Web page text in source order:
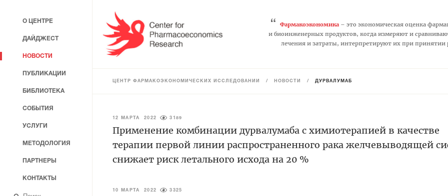
“ Фармакоэкономика– это экономическая оценка
и биоинженерных продуктов, когда измеряют и
лечения и затраты, интерпретируют их при
ЦЕНТР ФАРМАКОЭКОНОМИЧЕСКИХ ИССЛЕДОВАНИЙ / НОВОСТИ / ДУРВАЛУМАБ
12 МАРТА 2022 3189
Применение комбинации дурвалумаба с химиотерапией в качестве
терапии первой линии распространенного рака желчевыводящей
снижает риск летального исхода на 20 %
10 МАРТА 2022 3325
О ЦЕНТРЕ
ДАЙДЖЕСТ
НОВОСТИ
ПУБЛИКАЦИИ
БИБЛИОТЕКА
СОБЫТИЯ
УСЛУГИ
МЕТОДОЛОГИЯ
ПАРТНЕРЫ
КОНТАКТЫ